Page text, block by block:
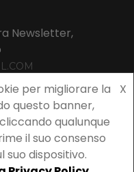
Newsletter,
rights reserved La Voce
Wishfulthemes
per migliorare la
questo banner,
qualunque
il suo consenso
suo dispositivo.
X